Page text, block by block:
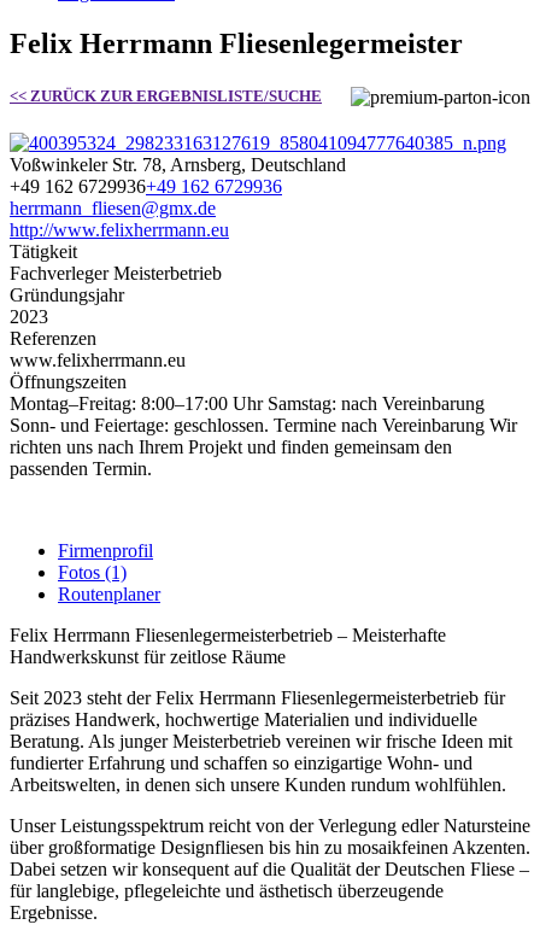
Felix Herrmann Fliesenlegermeister
<< ZURÜCK ZUR ERGEBNISLISTE/SUCHE
Voßwinkeler Str. 78, Arnsberg, Deutschland
+49 162 6729936+49 162 6729936
herrmann_fliesen@gmx.de
http://www.felixherrmann.eu
Tätigkeit
Fachverleger Meisterbetrieb
Gründungsjahr
2023
Referenzen
www.felixherrmann.eu
Öffnungszeiten
Montag–Freitag: 8:00–17:00 Uhr Samstag: nach Vereinbarung
Sonn- und Feiertage: geschlossen. Termine nach Vereinbarung Wir
richten uns nach Ihrem Projekt und finden gemeinsam den
passenden Termin.
Firmenprofil
Fotos (1)
Routenplaner
Felix Herrmann Fliesenlegermeisterbetrieb – Meisterhafte
Handwerkskunst für zeitlose Räume
Seit 2023 steht der Felix Herrmann Fliesenlegermeisterbetrieb für
präzises Handwerk, hochwertige Materialien und individuelle
Beratung. Als junger Meisterbetrieb vereinen wir frische Ideen mit
fundierter Erfahrung und schaffen so einzigartige Wohn- und
Arbeitswelten, in denen sich unsere Kunden rundum wohlfühlen.
Unser Leistungsspektrum reicht von der Verlegung edler Natursteine
über großformatige Designfliesen bis hin zu mosaikfeinen Akzenten.
Dabei setzen wir konsequent auf die Qualität der Deutschen Fliese –
für langlebige, pflegeleichte und ästhetisch überzeugende
Ergebnisse.